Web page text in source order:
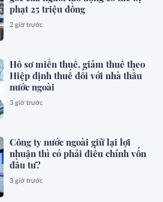
phạt 25 triệu đồng
2 giờ trước
Hồ sơ miễn thuế, giảm thuế theo
Hiệp định thuế đối với nhà thầu
nước ngoài
3 giờ trước
Công ty nước ngoài giữ lại lợi
nhuận thì có phải điều chỉnh vốn
đầu tư?
3 giờ trước